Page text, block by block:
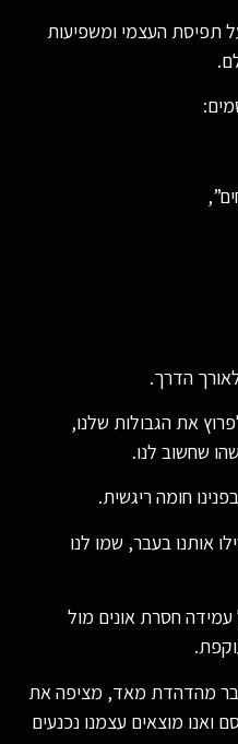
תפיסת העצמי ומשפיעות
הדרך.
את הגבולות שלנו,
שחשוב לנו.
חומה ריגשית.
אותנו בעבר, שמו לנו
עמידה חסרת אונים מול
מהדהדת מאד, מציפה את
מוצאים עצמנו נכנעים